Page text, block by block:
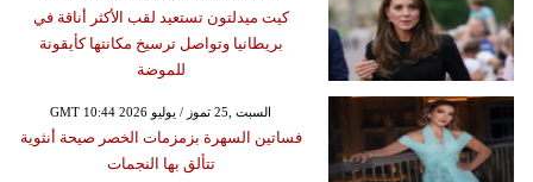
كيت ميدلتون تستعيد لقب الأكثر أناقة في
بريطانيا وتواصل ترسيخ مكانتها كأيقونة
للموضة
GMT 10:44 2026 السبت ,25 تموز / يوليو
فساتين السهرة بزمزمات الخصر صيحة أنثوية
تتألق بها النجمات